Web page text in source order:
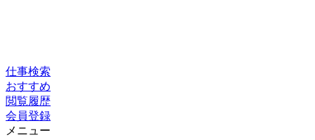
仕事検索
おすすめ
閲覧履歴
会員登録
メニュー